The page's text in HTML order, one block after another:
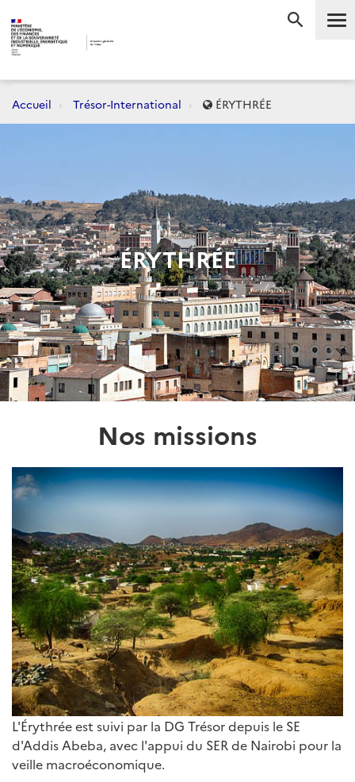
Accueil Trésor-International ÉRYTHRÉE
ÉRYTHRÉE
Nos missions
L'Érythrée est suivi par la DG Trésor depuis le SE
d'Addis Abeba, avec l'appui du SER de Nairobi pour la
veille macroéconomique.